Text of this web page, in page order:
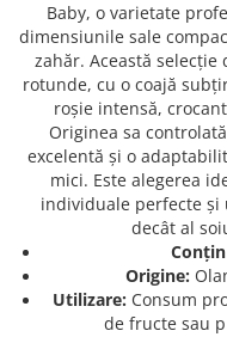
Bulbi de Ranunculus
Bulbi de Tigridia
Bulbi de Zambile
Bulbi de Zantedeschia
Bulbi Sparaxis
Mixuri de Bulbi
Seminte de Flori
Seminte de Ierburi
Seminte de Legume/
Baby, o varietate
dimensiunile sale
zahăr. Această
rotunde, cu o coajă
roșie intensă,
Originea sa
excelentă și o
mici. Este alegerea
individuale perfecte
decât al
Origine:
Utilizare: Consum
de fructe sau